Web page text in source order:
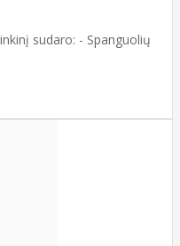
sudaro: - Spanguolių